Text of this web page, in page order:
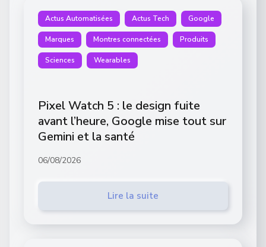
Actus Automatisées Actus Tech Google
Marques Montres connectées Produits
Sciences Wearables
Pixel Watch 5 : le design fuite
avant l’heure, Google mise tout sur
Gemini et la santé
06/08/2026
Lire la suite